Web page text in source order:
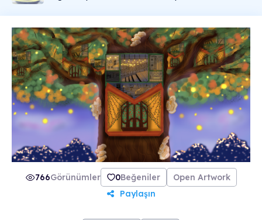
with light shapes and geometric forms 111 light
illustrations, each illustration is going to have
11, where the first 10 tokens are the still image
and the number 11 is the rare token of an
animation of the ship.
766Görünümler 0Beğeniler
Open Artwork
Paylaşın